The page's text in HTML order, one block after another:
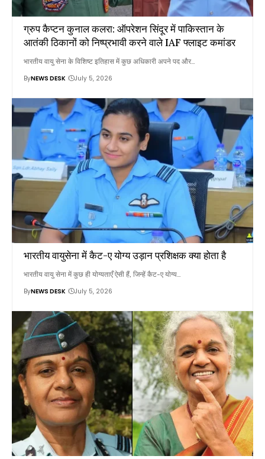
ग्रुप कैप्टन कुनाल कलरा: ऑपरेशन सिंदूर में पाकिस्तान के
आतंकी ठिकानों को निष्प्रभावी करने वाले IAF फ्लाइट कमांडर
भारतीय वायु सेना के विशिष्ट इतिहास में कुछ अधिकारी अपने पद और…
ByNEWS DESK July 5, 2026
भारतीय वायुसेना में कैट-ए योग्य उड़ान प्रशिक्षक क्या होता है
भारतीय वायु सेना में कुछ ही योग्यताएँ ऐसी हैं, जिन्हें कैट-ए योग्य…
ByNEWS DESK July 5, 2026